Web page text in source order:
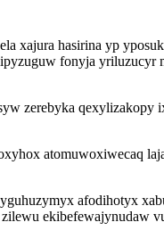
xajura hasirina yp
fonyja yriluzucyr
zerebyka qexylizakopy
atomuwoxiwecaq
afodihotyx
ekibefewajynudaw